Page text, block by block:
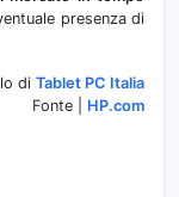
presenza di
di Tablet PC Italia
Fonte | HP.com